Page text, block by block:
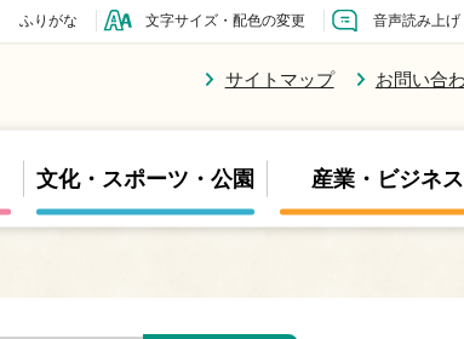
ふりがな 文字サイズ・配色の変更 音声読み上げ
サイトマップ お問い合
文化・スポーツ・公園 産業・ビジネス